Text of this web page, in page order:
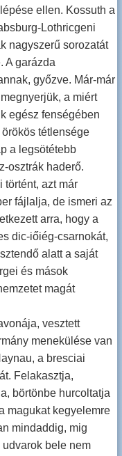
ellen. Kossuth a
Lothricgeni
nagyszerű sorozatát
A garázda
győzve. Már-már
a miért
egész fenségében
tétlensége
a legsötétebb
osztrák haderő.
történt, azt már
fájlalja, de ismeri az
arra, hogy a
dic-iőiég-csarnokát,
alatt a saját
és mások
magát
vesztett
menekülése van
a bresciai
Felakasztja,
börtönbe hurcoltatja
magukat kegyelemre
mindaddig, mig
bele nem